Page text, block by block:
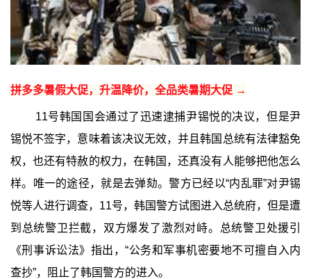
拼多多暑假大促，升温降价，全品类暑期大促 →
11号韩国国会通过了迅速逮捕尹锡悦的决议，但是尹
锡悦不签字，意味着该决议无效，并且韩国总统有法律豁免
权，也还有特赦的权力，在韩国，还真没有人能够把他怎么
样。唯一的途径，就是去弹劾。警方已经以“内乱罪”对尹锡
悦等人进行调查，11号，韩国警方试图进入总统府，但是遭
到总统警卫拦截，双方爆发了激烈对峙。总统警卫处援引
《刑事诉讼法》指出，“公务和军事机密要地不可擅自入内
查抄”，阻止了韩国警方的进入。